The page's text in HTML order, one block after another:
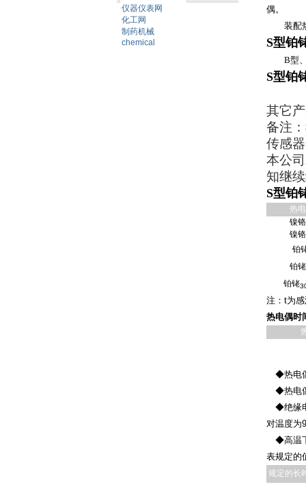
仪器仪表网
化工网
制药机械
chemical
偶。
装配热
S型铂
B型、
S型铂
其它
备注
传感
本公
知继
S型铂
热
镍
镍
铂
铂铑
铂铑
注：t为
热电偶时
◆热电偶
◆热电偶
◆绝缘电
对温度为
◆高温下
表规定的
规定的长